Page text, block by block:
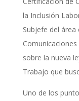
la Inclusión
Subjefe del
sobre la nueva
Trabajo que
Uno de los